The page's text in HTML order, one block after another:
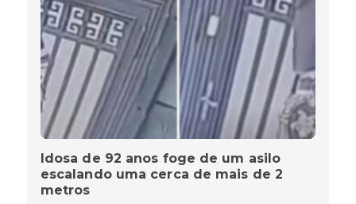
Idosa de 92 anos foge de um asilo
escalando uma cerca de mais de 2
metros